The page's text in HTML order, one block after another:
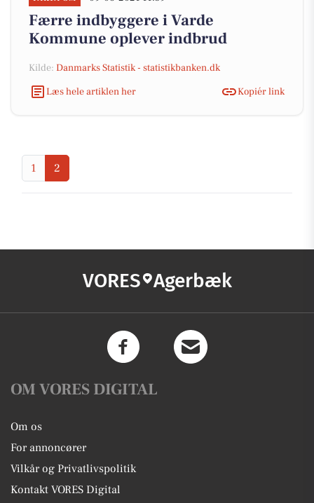
Færre indbyggere i Varde
Kommune oplever indbrud
Kilde: Danmarks Statistik - statistikbanken.dk
Læs hele artiklen her
Kopiér link
1 2
VORES Agerbæk
OM VORES DIGITAL
Om os
For annoncører
Vilkår og Privatlivspolitik
Kontakt VORES Digital